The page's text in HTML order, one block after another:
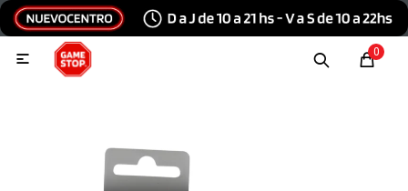
0

Tecnología e Informática